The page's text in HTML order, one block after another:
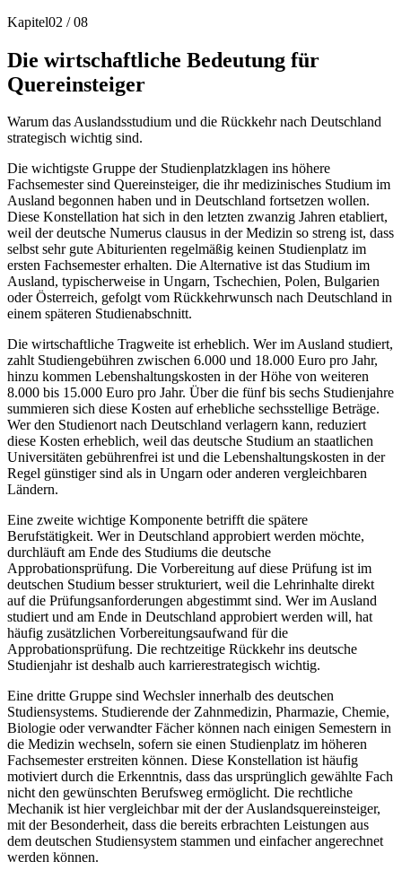
Kapitel02 /08
Die wirtschaftliche Bedeutung für
Quereinsteiger
Warum das Auslandsstudium und die Rückkehr nach Deutschland
strategisch wichtig sind.
Die wichtigste Gruppe der Studienplatzklagen ins höhere
Fachsemester sind Quereinsteiger, die ihr medizinisches Studium im
Ausland begonnen haben und in Deutschland fortsetzen wollen.
Diese Konstellation hat sich in den letzten zwanzig Jahren etabliert,
weil der deutsche Numerus clausus in der Medizin so streng ist, dass
selbst sehr gute Abiturienten regelmäßig keinen Studienplatz im
ersten Fachsemester erhalten. Die Alternative ist das Studium im
Ausland, typischerweise in Ungarn, Tschechien, Polen, Bulgarien
oder Österreich, gefolgt vom Rückkehrwunsch nach Deutschland in
einem späteren Studienabschnitt.
Die wirtschaftliche Tragweite ist erheblich. Wer im Ausland studiert,
zahlt Studiengebühren zwischen 6.000 und 18.000 Euro pro Jahr,
hinzu kommen Lebenshaltungskosten in der Höhe von weiteren
8.000 bis 15.000 Euro pro Jahr. Über die fünf bis sechs Studienjahre
summieren sich diese Kosten auf erhebliche sechsstellige Beträge.
Wer den Studienort nach Deutschland verlagern kann, reduziert
diese Kosten erheblich, weil das deutsche Studium an staatlichen
Universitäten gebührenfrei ist und die Lebenshaltungskosten in der
Regel günstiger sind als in Ungarn oder anderen vergleichbaren
Ländern.
Eine zweite wichtige Komponente betrifft die spätere
Berufstätigkeit. Wer in Deutschland approbiert werden möchte,
durchläuft am Ende des Studiums die deutsche
Approbationsprüfung. Die Vorbereitung auf diese Prüfung ist im
deutschen Studium besser strukturiert, weil die Lehrinhalte direkt
auf die Prüfungsanforderungen abgestimmt sind. Wer im Ausland
studiert und am Ende in Deutschland approbiert werden will, hat
häufig zusätzlichen Vorbereitungsaufwand für die
Approbationsprüfung. Die rechtzeitige Rückkehr ins deutsche
Studienjahr ist deshalb auch karrierestrategisch wichtig.
Eine dritte Gruppe sind Wechsler innerhalb des deutschen
Studiensystems. Studierende der Zahnmedizin, Pharmazie, Chemie,
Biologie oder verwandter Fächer können nach einigen Semestern in
die Medizin wechseln, sofern sie einen Studienplatz im höheren
Fachsemester erstreiten können. Diese Konstellation ist häufig
motiviert durch die Erkenntnis, dass das ursprünglich gewählte Fach
nicht den gewünschten Berufsweg ermöglicht. Die rechtliche
Mechanik ist hier vergleichbar mit der der Auslandsquereinsteiger,
mit der Besonderheit, dass die bereits erbrachten Leistungen aus
dem deutschen Studiensystem stammen und einfacher angerechnet
werden können.